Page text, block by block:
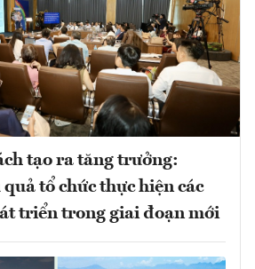
tạo ra tăng trưởng:
tổ chức thực hiện các
triển trong giai đoạn mới